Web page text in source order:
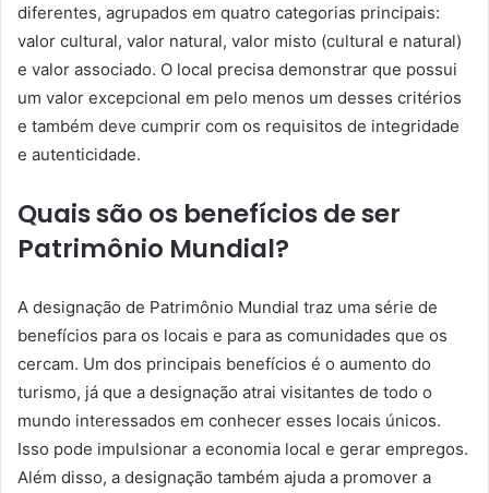
diferentes, agrupados em quatro categorias principais:
valor cultural, valor natural, valor misto (cultural e natural)
e valor associado. O local precisa demonstrar que possui
um valor excepcional em pelo menos um desses critérios
e também deve cumprir com os requisitos de integridade
e autenticidade.
Quais são os benefícios de ser
Patrimônio Mundial?
A designação de Patrimônio Mundial traz uma série de
benefícios para os locais e para as comunidades que os
cercam. Um dos principais benefícios é o aumento do
turismo, já que a designação atrai visitantes de todo o
mundo interessados em conhecer esses locais únicos.
Isso pode impulsionar a economia local e gerar empregos.
Além disso, a designação também ajuda a promover a